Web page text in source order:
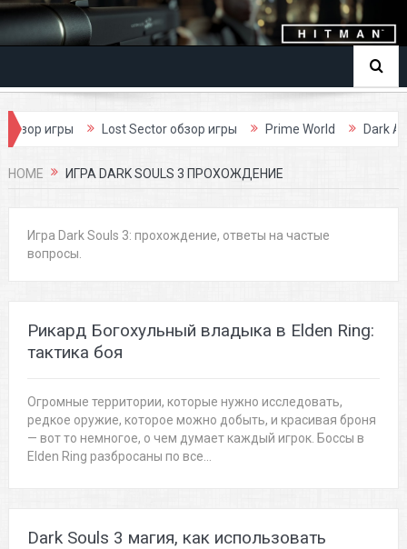
Lost Sector обзор игры Prime World Dark Age обзор
HOME ИГРА DARK SOULS 3 ПРОХОЖДЕНИЕ
Игра Dark Souls 3: прохождение, ответы на частые
вопросы.
Рикард Богохульный владыка в Elden Ring:
тактика боя
Огромные территории, которые нужно исследовать,
редкое оружие, которое можно добыть, и красивая броня
— вот то немногое, о чем думает каждый игрок. Боссы в
Elden Ring разбросаны по все...
Dark Souls 3 магия, как использовать